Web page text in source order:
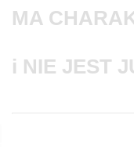
MA
i NIE JEST